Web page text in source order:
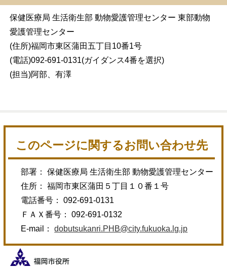
保健医療局 生活衛生部 動物愛護管理センター 東部動物
愛護管理センター
(住所)福岡市東区蒲田五丁目10番1号
(電話)092-691-0131(ガイダンス4番を選択)
(担当)阿部、有澤
このページに関するお問い合わせ先
部署： 保健医療局 生活衛生部 動物愛護管理センター
住所： 福岡市東区蒲田５丁目１０番１号
電話番号： 092-691-0131
ＦＡＸ番号： 092-691-0132
E-mail：dobutsukanri.PHB@city.fukuoka.lg.jp